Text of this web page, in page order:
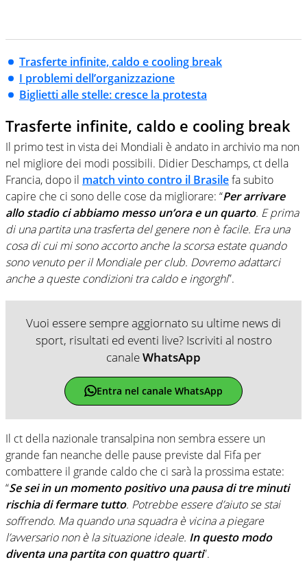
Trasferte infinite, caldo e cooling break
I problemi dell’organizzazione
Biglietti alle stelle: cresce la protesta
Trasferte infinite, caldo e cooling break
Il primo test in vista dei Mondiali è andato in archivio ma non
nel migliore dei modi possibili. Didier Deschamps, ct della
Francia, dopo il match vinto contro il Brasilefa subito
capire che ci sono delle cose da migliorare: “Per arrivare
allo stadio ci abbiamo messo un’ora e un quarto. E prima
di una partita una trasferta del genere non è facile. Era una
cosa di cui mi sono accorto anche la scorsa estate quando
sono venuto per il Mondiale per club. Dovremo adattarci
anche a queste condizioni tra caldo e ingorghi”.
Vuoi essere sempre aggiornato su ultime news di
sport, risultati ed eventi live? Iscriviti al nostro
canaleWhatsApp
Entra nel canale WhatsApp
Il ct della nazionale transalpina non sembra essere un
grande fan neanche delle pause previste dal Fifa per
combattere il grande caldo che ci sarà la prossima estate:
“Se sei in un momento positivo una pausa di tre minuti
rischia di fermare tutto. Potrebbe essere d’aiuto se stai
soffrendo. Ma quando una squadra è vicina a piegare
l’avversario non è la situazione ideale. In questo modo
diventa una partita con quattro quarti”.